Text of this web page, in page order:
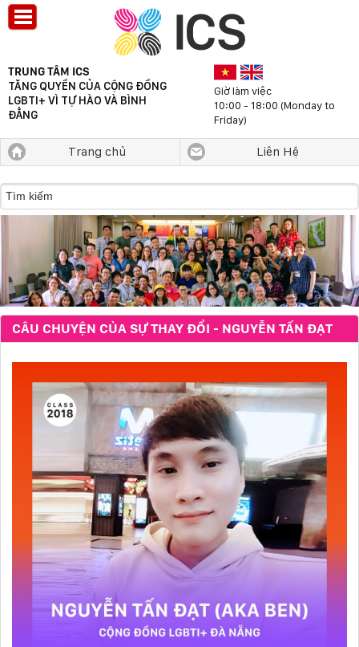
TRUNG TÂM ICS
TĂNG QUYỀN CỦA CỘNG ĐỒNG
LGBTI+ VÌ TỰ HÀO VÀ BÌNH
ĐẲNG
Giờ làm việc
10:00 - 18:00 (Monday to
Friday)
Trang chủ Liên Hệ
CÂU CHUYỆN CỦA SỰ THAY ĐỔI - NGUYỄN TẤN ĐẠT